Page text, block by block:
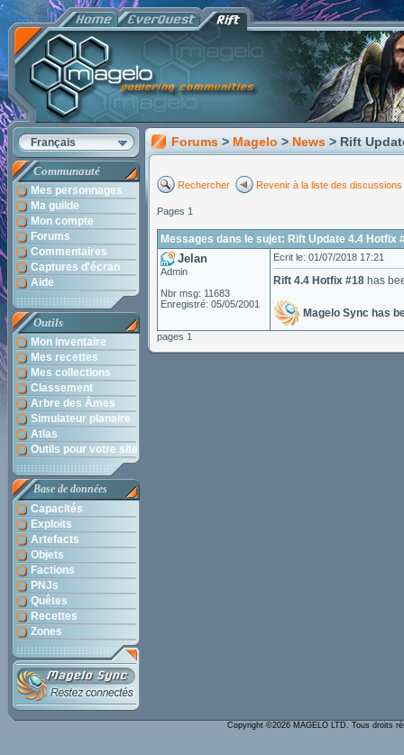
Français
Communauté
Mes personnages
Ma guilde
Mon compte
Forums
Commentaires
Captures d'écran
Aide
Outils
Mon inventaire
Mes recettes
Mes collections
Classement
Arbre des Âmes
Simulateur planaire
Atlas
Outils pour votre site
Base de données
Capacités
Exploits
Artefacts
Objets
Factions
PNJs
Quêtes
Recettes
Zones
Forums > Magelo > News > Rift
Rechercher Revenir à la liste des discussions
Pages 1
Messages dans le sujet: Rift Update 4.4 Hotfix
Jelan
Admin
Nbr msg: 11683
Enregistré: 05/05/2001
Ecrit le: 01/07/2018 17:21
Rift 4.4 Hotfix #18 has
Magelo Sync has
pages 1
Copyright ©2026 MAGELO LTD. Tous droits